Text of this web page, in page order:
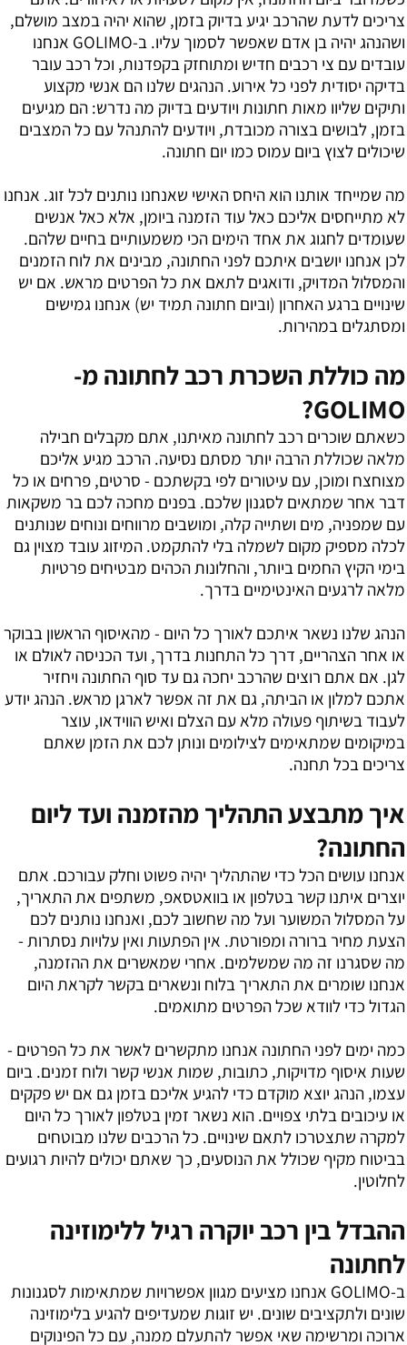
צריכים לדעת שהרכב יגיע בדיוק בזמן, שהוא יהיה במצב מושלם,
ושהנהג יהיה בן אדם שאפשר לסמוך עליו. ב-GOLIMO אנחנו
עובדים עם צי רכבים חדיש ומתוחזק בקפדנות, וכל רכב עובר
בדיקה יסודית לפני כל אירוע. הנהגים שלנו הם אנשי מקצוע
ותיקים שליוו מאות חתונות ויודעים בדיוק מה נדרש: הם מגיעים
בזמן, לבושים בצורה מכובדת, ויודעים להתנהל עם כל המצבים
שיכולים לצוץ ביום עמוס כמו יום חתונה.
מה שמייחד אותנו הוא היחס האישי שאנחנו נותנים לכל זוג. אנחנו
לא מתייחסים אליכם כאל עוד הזמנה ביומן, אלא כאל אנשים
שעומדים לחגוג את אחד הימים הכי משמעותיים בחיים שלהם.
לכן אנחנו יושבים איתכם לפני החתונה, מבינים את לוח הזמנים
והמסלול המדויק, ודואגים לתאם את כל הפרטים מראש. אם יש
שינויים ברגע האחרון (וביום חתונה תמיד יש) אנחנו גמישים
ומסתגלים במהירות.
מה כוללת השכרת רכב לחתונה מ-
GOLIMO?
כשאתם שוכרים רכב לחתונה מאיתנו, אתם מקבלים חבילה
מלאה שכוללת הרבה יותר מסתם נסיעה. הרכב מגיע אליכם
מצוחצח ומוכן, עם עיטורים לפי בקשתכם - סרטים, פרחים או כל
דבר אחר שמתאים לסגנון שלכם. בפנים מחכה לכם בר משקאות
עם שמפניה, מים ושתייה קלה, ומושבים מרווחים ונוחים שנותנים
לכלה מספיק מקום לשמלה בלי להתקמט. המיזוג עובד מצוין גם
בימי הקיץ החמים ביותר, והחלונות הכהים מבטיחים פרטיות
מלאה לרגעים האינטימיים בדרך.
הנהג שלנו נשאר איתכם לאורך כל היום - מהאיסוף הראשון בבוקר
או אחר הצהריים, דרך כל התחנות בדרך, ועד הכניסה לאולם או
לגן. אם אתם רוצים שהרכב יחכה גם עד סוף החתונה ויחזיר
אתכם למלון או הביתה, גם את זה אפשר לארגן מראש. הנהג יודע
לעבוד בשיתוף פעולה מלא עם הצלם ואיש הווידאו, עוצר
במיקומים שמתאימים לצילומים ונותן לכם את הזמן שאתם
צריכים בכל תחנה.
איך מתבצע התהליך מהזמנה ועד ליום
החתונה?
אנחנו עושים הכל כדי שהתהליך יהיה פשוט וחלק עבורכם. אתם
יוצרים איתנו קשר בטלפון או בוואטסאפ, משתפים את התאריך,
על המסלול המשוער ועל מה שחשוב לכם, ואנחנו נותנים לכם
הצעת מחיר ברורה ומפורטת. אין הפתעות ואין עלויות נסתרות -
מה שסגרנו זה מה שמשלמים. אחרי שמאשרים את ההזמנה,
אנחנו שומרים את התאריך בלוח ונשארים בקשר לקראת היום
הגדול כדי לוודא שכל הפרטים מתואמים.
כמה ימים לפני החתונה אנחנו מתקשרים לאשר את כל הפרטים -
שעות איסוף מדויקות, כתובות, שמות אנשי קשר ולוח זמנים. ביום
עצמו, הנהג יוצא מוקדם כדי להגיע אליכם בזמן גם אם יש פקקים
או עיכובים בלתי צפויים. הוא נשאר זמין בטלפון לאורך כל היום
למקרה שתצטרכו לתאם שינויים. כל הרכבים שלנו מבוטחים
בביטוח מקיף שכולל את הנוסעים, כך שאתם יכולים להיות רגועים
לחלוטין.
ההבדל בין רכב יוקרה רגיל ללימוזינה
לחתונה
ב-GOLIMO אנחנו מציעים מגוון אפשרויות שמתאימות לסגנונות
שונים ולתקציבים שונים. יש זוגות שמעדיפים להגיע בלימוזינה
ארוכה ומרשימה שאי אפשר להתעלם ממנה, עם כל הפינוקים